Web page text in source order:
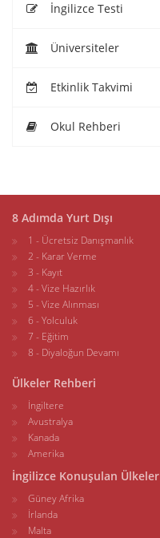
İngilizce Testi
Üniversiteler
Etkinlik Takvimi
Okul Rehberi
8 Adımda Yurt Dışı
1 - Ücretsiz Danışmanlık
2 - Karar Verme
3 - Kayıt
4 - Vize Hazırlık
5 - Vize Alınması
6 - Yolculuk
7 - Eğitim
8 - Diyaloğun Devamı
Ülkeler Rehberi
İngiltere
Avustralya
Kanada
Amerika
İngilizce Konuşulan Ülkeler
Güney Afrika
İrlanda
Malta